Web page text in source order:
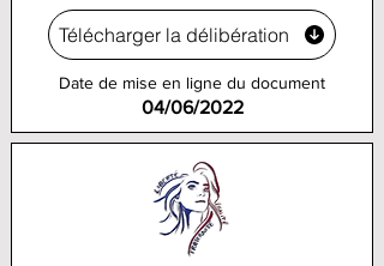
Télécharger la délibération
Date de mise en ligne du document
04/06/2022